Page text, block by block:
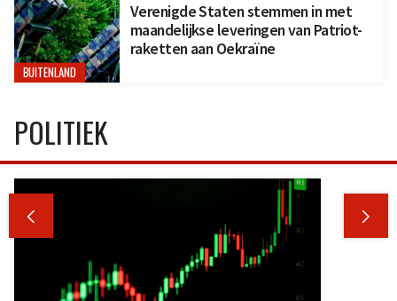
BUITENLAND
Verenigde Staten stemmen in met
maandelijkse leveringen van Patriot-
raketten aan Oekraïne
POLITIEK
 